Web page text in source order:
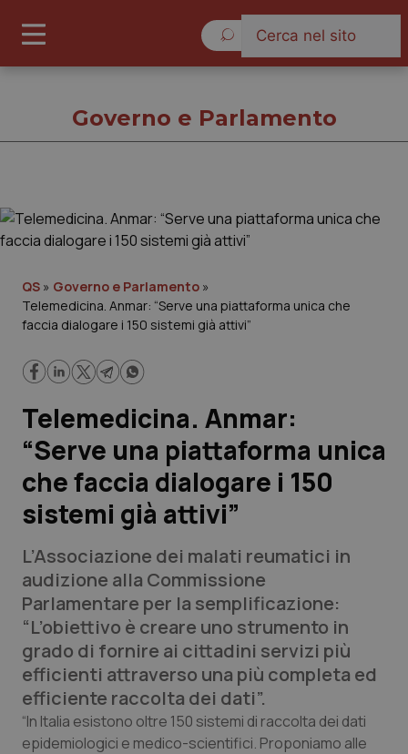
Governo e Parlamento
Regioni e Asl
Lavoro e Professioni
Scienza e Farmaci
Studi e Analisi
Lettere al direttore
Edizioni Regionali
QS Pro
Professionisti Sanitari.AI
Abruzzo
QS Pro Gold
Governo e Parlamento
QS » Governo e Parlamento »
Telemedicina. Anmar: “Serve una piattaforma unica che
faccia dialogare i 150 sistemi già attivi”
Telemedicina. Anmar:
“Serve una piattaforma unica
che faccia dialogare i 150
sistemi già attivi”
L’Associazione dei malati reumatici in
audizione alla Commissione
Parlamentare per la semplificazione:
“L’obiettivo è creare uno strumento in
grado di fornire ai cittadini servizi più
efficienti attraverso una più completa ed
efficiente raccolta dei dati”.
“In Italia esistono oltre 150 sistemi di raccolta dei dati
epidemiologici e medico-scientifici. Proponiamo alle